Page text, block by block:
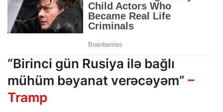
Dünya
İdman
Kriminal
“Birinci gün Rusiya ilə bağlı
mühüm bəyanat verəcəyəm” –
Tramp